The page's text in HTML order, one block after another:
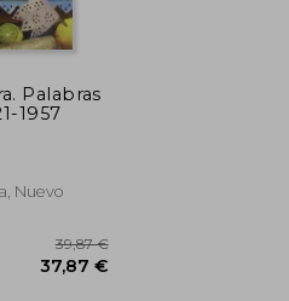
Palabras
1957
Nuevo